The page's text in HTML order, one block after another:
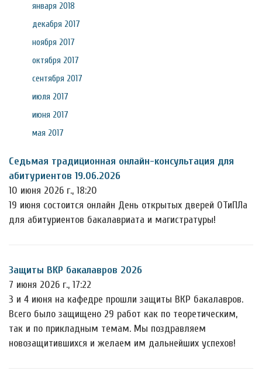
января 2018
декабря 2017
ноября 2017
октября 2017
сентября 2017
июля 2017
июня 2017
мая 2017
Седьмая традиционная онлайн-консультация для
абитуриентов 19.06.2026
10 июня 2026 г., 18:20
19 июня состоится онлайн День открытых дверей ОТиПЛа
для абитуриентов бакалавриата и магистратуры!
Защиты ВКР бакалавров 2026
7 июня 2026 г., 17:22
3 и 4 июня на кафедре прошли защиты ВКР бакалавров.
Всего было защищено 29 работ как по теоретическим,
так и по прикладным темам. Мы поздравляем
новозащитившихся и желаем им дальнейших успехов!